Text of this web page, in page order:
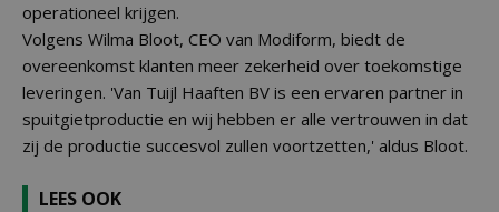
operationeel krijgen.
Volgens Wilma Bloot, CEO van Modiform, biedt de
overeenkomst klanten meer zekerheid over toekomstige
leveringen. 'Van Tuijl Haaften BV is een ervaren partner in
spuitgietproductie en wij hebben er alle vertrouwen in dat
zij de productie succesvol zullen voortzetten,' aldus Bloot.
LEES OOK